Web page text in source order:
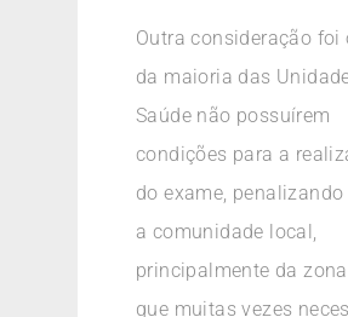
Outra consideração foi
da maioria das
Saúde não possuírem
condições para a
do exame,
a comunidade local,
principalmente da zona
que muitas vezes